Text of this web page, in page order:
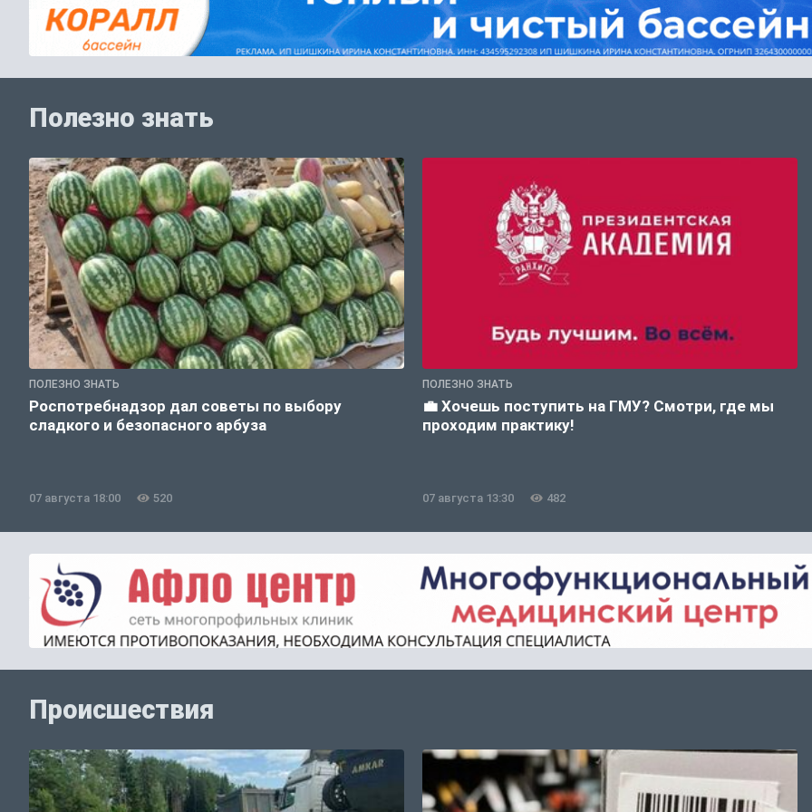
Полезно знать
ПОЛЕЗНО ЗНАТЬ
Роспотребнадзор дал советы по выбору
сладкого и безопасного арбуза
07 августа 18:00 520
ПОЛЕЗНО ЗНАТЬ
💼 Хочешь поступить на ГМУ? Смотри, где мы
проходим практику!
07 августа 13:30 482
Происшествия